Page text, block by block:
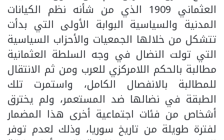
العثماني 1909 الذي من شأنه نظم الكيانات
المدنية والسياسية البوابة الأولى التي بدأت
تتشكل من خلالها الجمعيات والأحزاب السياسية
التي تولت النضال في وجه السلطة العثمانية
مطالبة بالحكم اللامركزي للعرب ومن ثم الانتقال
للمطالبة بالانفصال الكامل، واستمرت تلك
الطبقة في نضالها ضد المستعمر، ولم يخترق
أشخاص من فئات اجتماعية أخرى هذا المضمار
لفترة طويلة من تاريخ سوريا، وذلك لعدم توفر